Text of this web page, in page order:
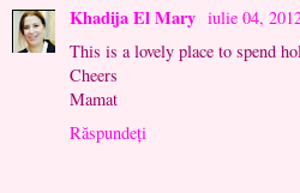
Khadija El Mary iulie 04,
This is a lovely place to spend
Cheers
Mamat
Răspundeți